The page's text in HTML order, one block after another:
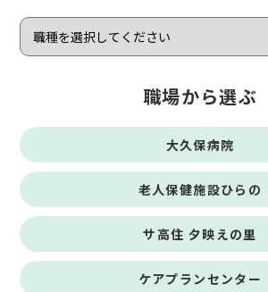
職場から選ぶ
大久保病院
老人保健施設ひらの
サ高住 夕映えの里
ケアプランセンター